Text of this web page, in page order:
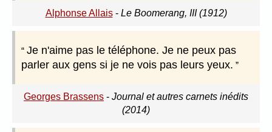
Alphonse Allais- Le Boomerang, III (1912)
Je n'aime pas le téléphone. Je ne peux pas
parler aux gens si je ne vois pas leurs yeux.
Georges Brassens - Journal et autres carnets inédits
(2014)